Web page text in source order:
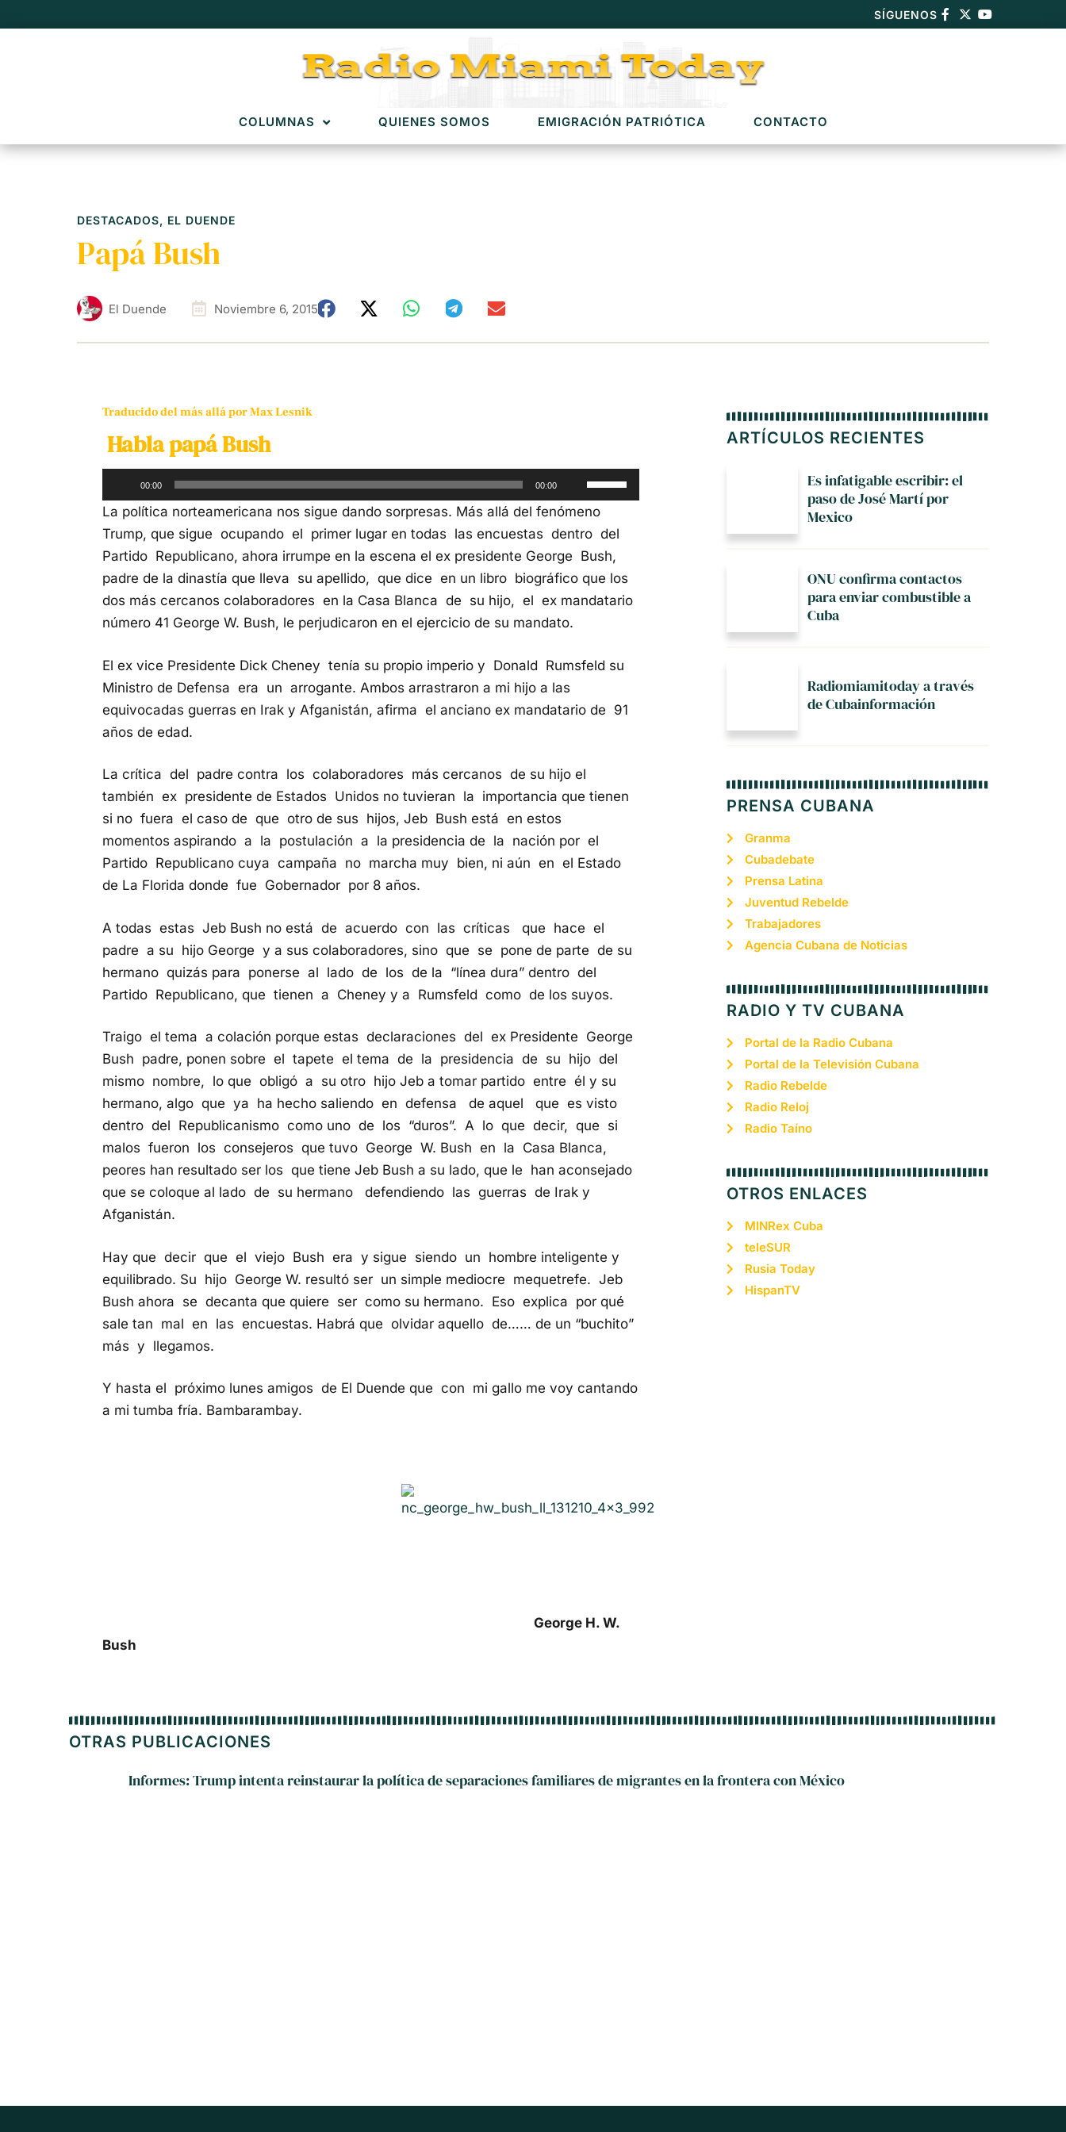
SÍGUENOS
COLUMNAS QUIENES SOMOS EMIGRACIÓN PATRIÓTICA CONTACTO
DESTACADOS, EL DUENDE
Papá Bush
El Duende Noviembre 6, 2015
Traducido del más allá por Max Lesnik
Habla papá Bush
Reproductor
de
audio
00:00 00:00
Utiliza
las
flecha
arriba/abajo
o
el
La política norteamericana nos sigue dando sorpresas. Más allá del fenómeno
Trump, que sigue ocupando el primer lugar en todas las encuestas dentro del
Partido Republicano, ahora irrumpe en la escena el ex presidente George Bush,
padre de la dinastía que lleva su apellido, que dice en un libro biográfico que los
dos más cercanos colaboradores en la Casa Blanca de su hijo, el ex mandatario
número 41 George W. Bush, le perjudicaron en el ejercicio de su mandato.
El ex vice Presidente Dick Cheney tenía su propio imperio y Donald Rumsfeld su
Ministro de Defensa era un arrogante. Ambos arrastraron a mi hijo a las
equivocadas guerras en Irak y Afganistán, afirma el anciano ex mandatario de 91
años de edad.
La crítica del padre contra los colaboradores más cercanos de su hijo el
también ex presidente de Estados Unidos no tuvieran la importancia que tienen
si no fuera el caso de que otro de sus hijos, Jeb Bush está en estos
momentos aspirando a la postulación a la presidencia de la nación por el
Partido Republicano cuya campaña no marcha muy bien, ni aún en el Estado
de La Florida donde fue Gobernador por 8 años.
A todas estas Jeb Bush no está de acuerdo con las críticas que hace el
padre a su hijo George y a sus colaboradores, sino que se pone de parte de su
hermano quizás para ponerse al lado de los de la “línea dura” dentro del
Partido Republicano, que tienen a Cheney y a Rumsfeld como de los suyos.
Traigo el tema a colación porque estas declaraciones del ex Presidente George
Bush padre, ponen sobre el tapete el tema de la presidencia de su hijo del
mismo nombre, lo que obligó a su otro hijo Jeb a tomar partido entre él y su
hermano, algo que ya ha hecho saliendo en defensa de aquel que es visto
dentro del Republicanismo como uno de los “duros”. A lo que decir, que si
malos fueron los consejeros que tuvo George W. Bush en la Casa Blanca,
peores han resultado ser los que tiene Jeb Bush a su lado, que le han aconsejado
que se coloque al lado de su hermano defendiendo las guerras de Irak y
Afganistán.
Hay que decir que el viejo Bush era y sigue siendo un hombre inteligente y
equilibrado. Su hijo George W. resultó ser un simple mediocre mequetrefe. Jeb
Bush ahora se decanta que quiere ser como su hermano. Eso explica por qué
sale tan mal en las encuestas. Habrá que olvidar aquello de…… de un “buchito”
más y llegamos.
Y hasta el próximo lunes amigos de El Duende que con mi gallo me voy cantando
a mi tumba fría. Bambarambay.
George H. W.
Bush
ARTÍCULOS RECIENTES
Es infatigable escribir: el
paso de José Martí por
Mexico
ONU confirma contactos
para enviar combustible a
Cuba
Radiomiamitoday a través
de Cubainformación
PRENSA CUBANA
Granma
Cubadebate
Prensa Latina
Juventud Rebelde
Trabajadores
Agencia Cubana de Noticias
RADIO Y TV CUBANA
Portal de la Radio Cubana
Portal de la Televisión Cubana
Radio Rebelde
Radio Reloj
Radio Taíno
OTROS ENLACES
MINRex Cuba
teleSUR
Rusia Today
HispanTV
OTRAS PUBLICACIONES
Informes: Trump intenta reinstaurar la política de separaciones familiares de migrantes en la frontera con México